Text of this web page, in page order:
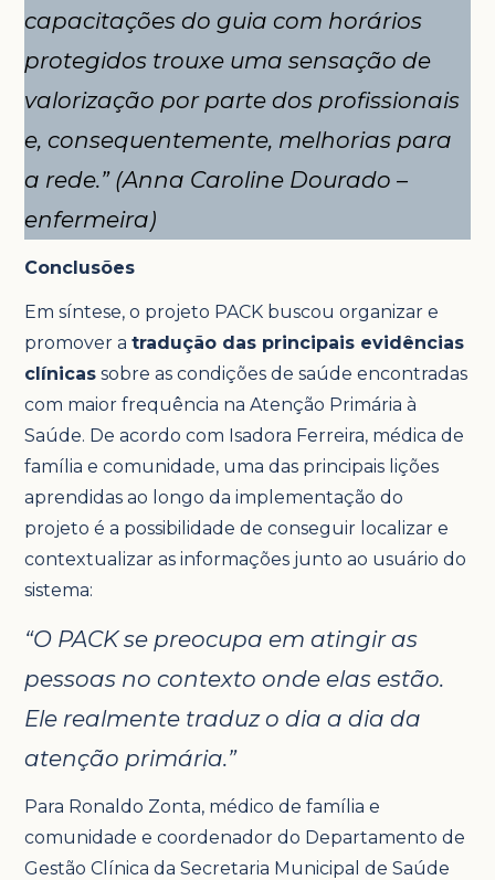
capacitações do guia com horários
protegidos trouxe uma sensação de
valorização por parte dos profissionais
e, consequentemente, melhorias para
a rede.” (Anna Caroline Dourado –
enfermeira)
Conclusões
Em síntese, o projeto PACK buscou organizar e
promover atradução das principais evidências
clínicas sobre as condições de saúde encontradas
com maior frequência na Atenção Primária à
Saúde. De acordo com Isadora Ferreira, médica de
família e comunidade, uma das principais lições
aprendidas ao longo da implementação do
projeto é a possibilidade de conseguir localizar e
contextualizar as informações junto ao usuário do
sistema:
“O PACK se preocupa em atingir as
pessoas no contexto onde elas estão.
Ele realmente traduz o dia a dia da
atenção primária.”
Para Ronaldo Zonta, médico de família e
comunidade e coordenador do Departamento de
Gestão Clínica da Secretaria Municipal de Saúde